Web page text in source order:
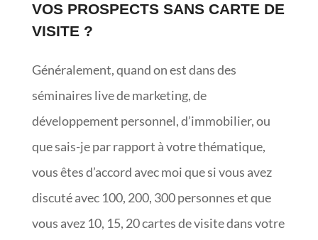
VOS PROSPECTS SANS CARTE DE
VISITE ?
Généralement, quand on est dans des
séminaires live de marketing, de
développement personnel, d’immobilier, ou
que sais-je par rapport à votre thématique,
vous êtes d’accord avec moi que si vous avez
discuté avec 100, 200, 300 personnes et que
vous avez 10, 15, 20 cartes de visite dans votre